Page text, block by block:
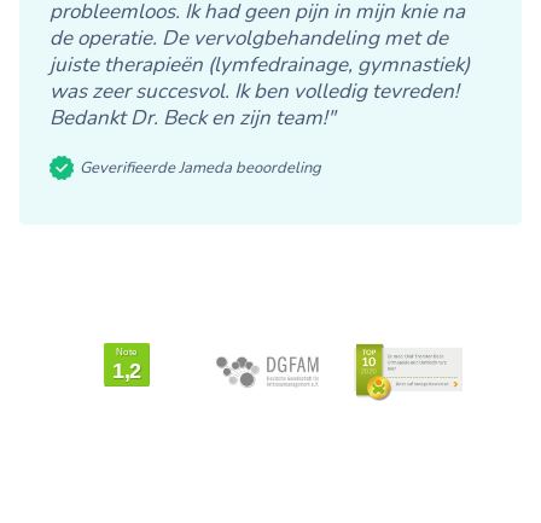
probleemloos. Ik had geen pijn in mijn knie na
de operatie. De vervolgbehandeling met de
juiste therapieën (lymfedrainage, gymnastiek)
was zeer succesvol. Ik ben volledig tevreden!
Bedankt Dr. Beck en zijn team!"
Geverifieerde Jameda beoordeling
Note
1,2